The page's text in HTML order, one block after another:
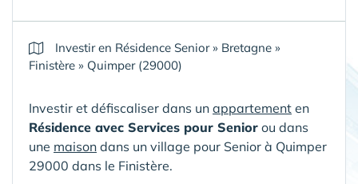
Investir en Résidence Senior» Bretagne »
Finistère » Quimper (29000)
Investir et défiscaliser dans un appartement en
Résidence avec Services pour Senior ou dans
une maison dans un village pour Senior à Quimper
29000 dans le Finistère.